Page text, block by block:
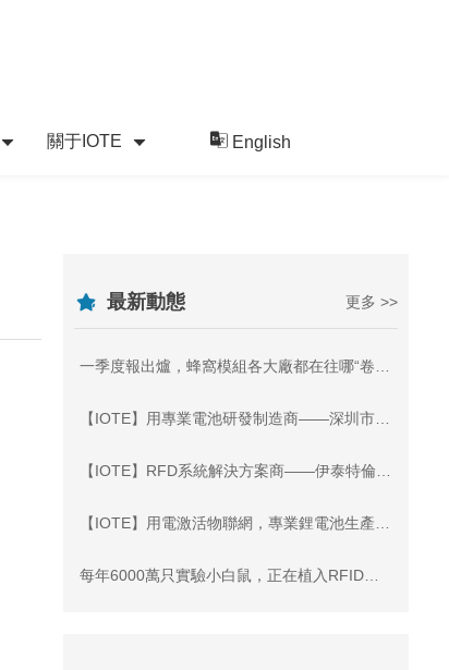
關于IOTE English
最新動態 更多 >>
【IOTE】用專業電池研發制造商——深圳市邁洛克實業有限公司將亮相IOTE物聯網展
每年6000萬只實驗小白鼠，正在植入RFID無源標簽-IOTE深圳物聯網展